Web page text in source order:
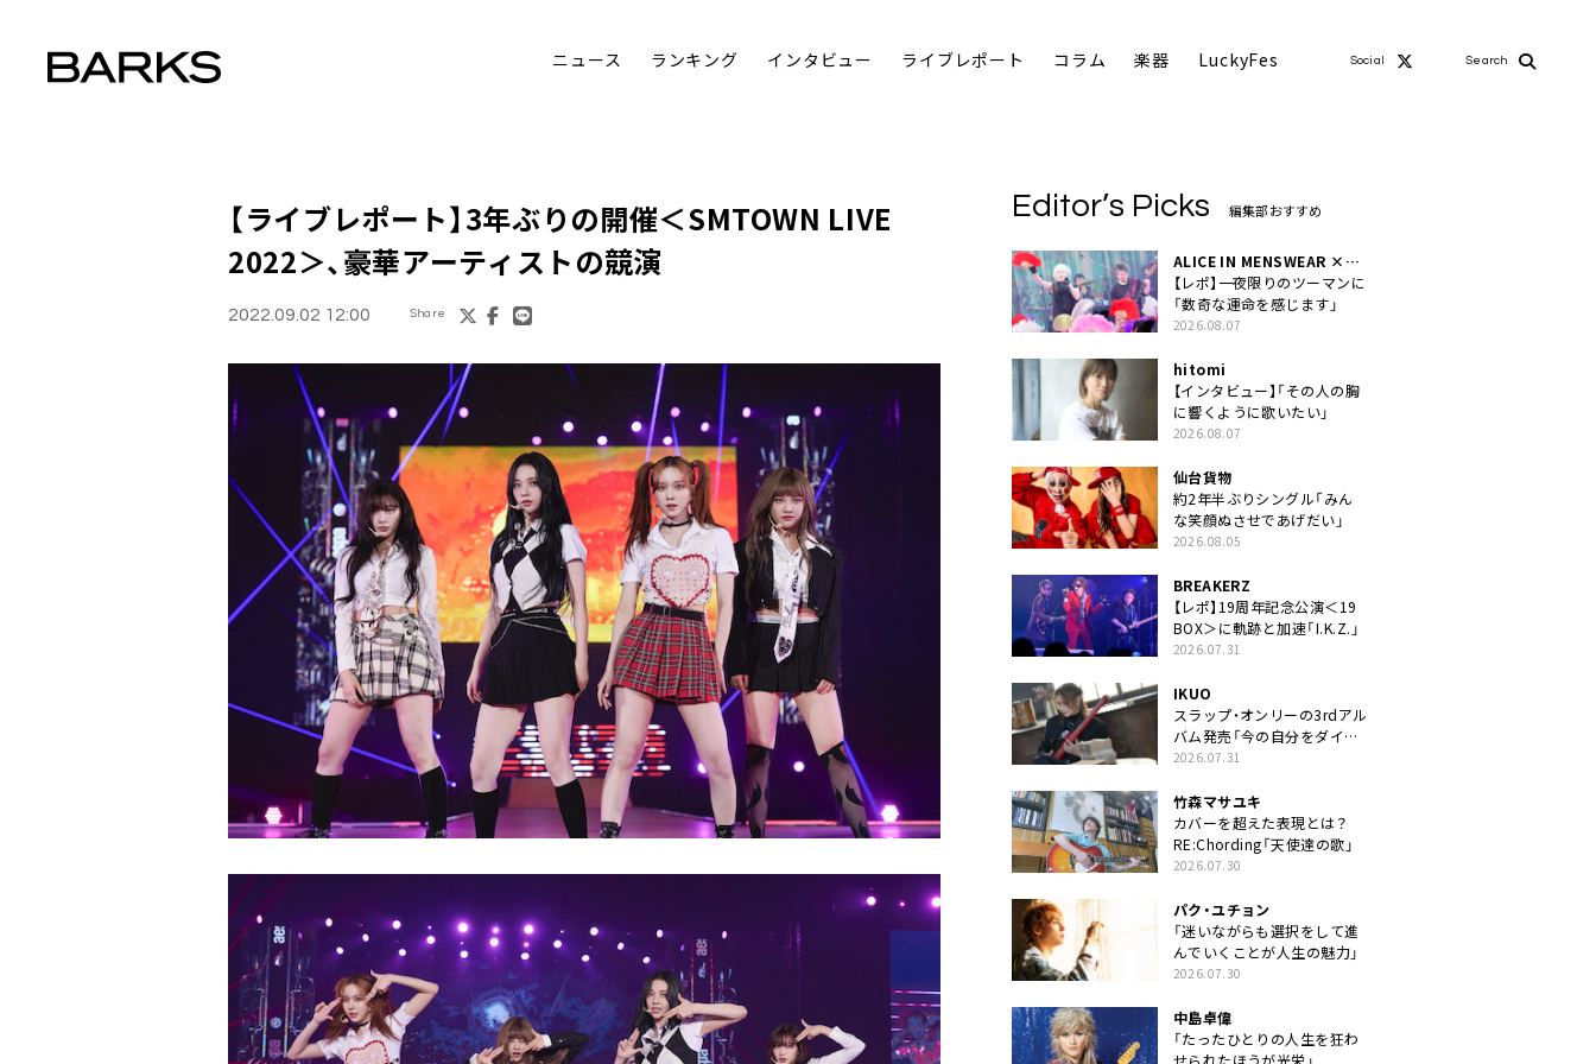
ニュース ランキング インタビュー ライブレポート コラム 楽器 LuckyFes Social Search
【ライブレポート】3年ぶりの開催＜SMTOWN LIVE
2022＞、豪華アーティストの競演
2022.09.02 12:00 Share
Editor’s Picks 編集部おすすめ
ALICE IN MENSWEAR ×
MASCHERA
【レポ】一夜限りのツーマンに
「数奇な運命を感じます」
2026.08.07
hitomi
【インタビュー】「その人の胸
に響くように歌いたい」
2026.08.07
仙台貨物
約2年半ぶりシングル「みん
な笑顔ぬさせであげだい」
2026.08.05
BREAKERZ
【レポ】19周年記念公演＜19
BOX＞に軌跡と加速「I.K.Z.」
2026.07.31
IKUO
スラップ・オンリーの3rdアル
バム発売「今の自分をダイレ
クトに」
2026.07.31
竹森マサユキ
カバーを超えた表現とは？
RE:Chording「天使達の歌」
2026.07.30
パク・ユチョン
「迷いながらも選択をして進
んでいくことが人生の魅力」
2026.07.30
中島卓偉
「たったひとりの人生を狂わ
せられたほうが光栄」